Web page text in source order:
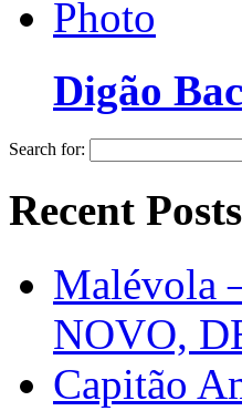
Digão
Search for:
Recent Posts
Malévola
NOVO,
Capitão